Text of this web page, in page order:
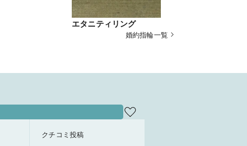
エタニティリング
婚約指輪一覧
クチコミ投稿